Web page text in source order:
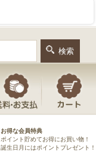
お得な会員特典
ポイント貯めてお得にお買い物！
誕生日月にはポイントプレゼント！